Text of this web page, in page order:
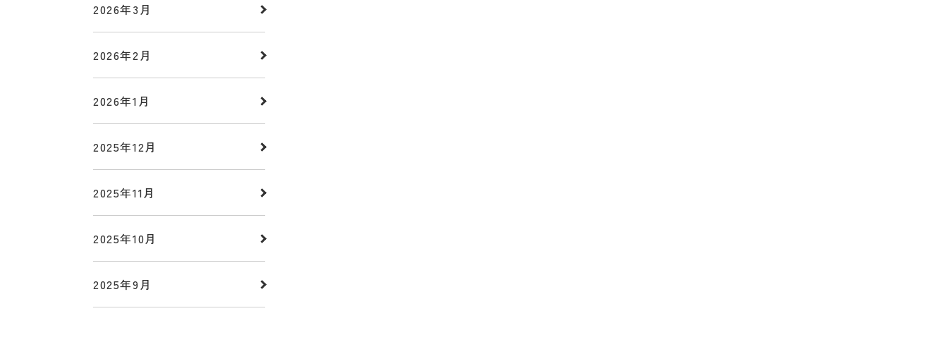
2026年3月
2026年2月
2026年1月
2025年12月
2025年11月
2025年10月
2025年9月